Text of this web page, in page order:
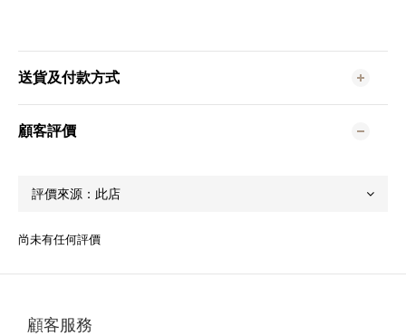
送貨及付款方式
顧客評價
尚未有任何評價
顧客服務